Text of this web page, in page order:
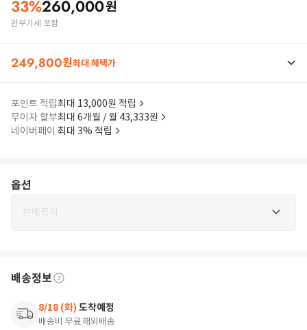
33%260,000원
관부가세 포함
249,800원최대 혜택가
포인트 적립최대 13,000원 적립
무이자 할부최대 6개월 / 월 43,333원
네이버페이 최대 3% 적립
옵션
판매중지
배송정보
8/18 (화) 도착예정
배송비 무료해외배송